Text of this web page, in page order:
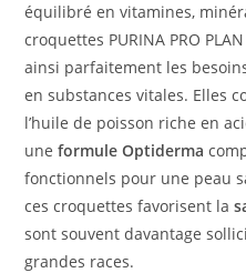
équilibré en vitamines,
croquettes PURINA PRO
ainsi parfaitement les
en substances vitales. Elles
l’huile de poisson riche en
uneformule Optiderma
fonctionnels pour une peau
ces croquettes favorisent la
sont souvent davantage
grandes races.